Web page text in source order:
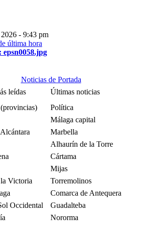
- 9:43 pm
Noticias de Portada
leídas
Últimas noticias
Política
Málaga capital
Marbella
Alhaurín de la Torre
Cártama
Mijas
Victoria
Torremolinos
Comarca de Antequera
Occidental
Guadalteba
Nororma